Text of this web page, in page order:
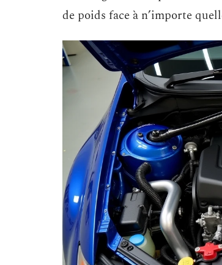
de poids face à n’importe